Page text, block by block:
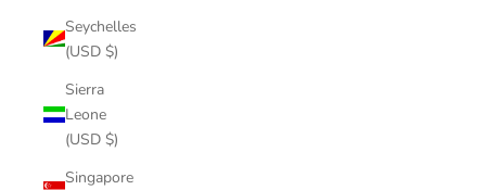
Seychelles
(USD $)
Sierra
Leone
(USD $)
Singapore